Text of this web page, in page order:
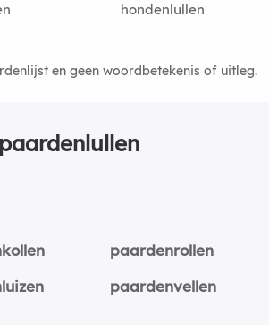
hondenlullen
en geen woordbetekenis of uitleg.
paardenlullen
paardenrollen
paardenvellen